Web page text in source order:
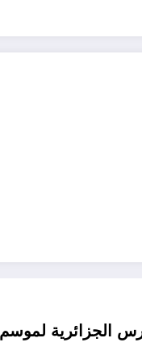
2022-2023 في الجزائر